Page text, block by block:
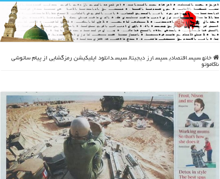
خانه سپس اقتصادی سپس ارز دیجیتال سپس دانلود اپلیکیشن رمزگشایی از پیام ساتوشی
ناکاموتو